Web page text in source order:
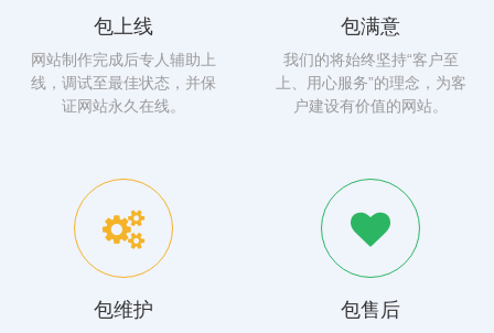
包上线
网站制作完成后专人辅助上
线，调试至最佳状态，并保
证网站永久在线。
包满意
我们的将始终坚持“客户至
上、用心服务”的理念，为客
户建设有价值的网站。
包维护 包售后